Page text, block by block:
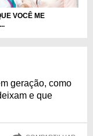
VOCÊ ME
geração, como
e que